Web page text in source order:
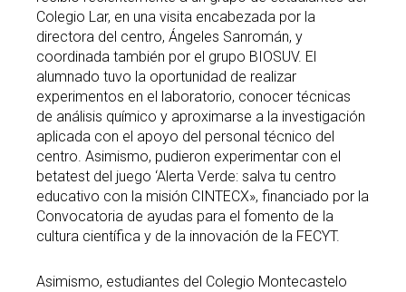
Colegio Lar, en una visita encabezada por la
directora del centro, Ángeles Sanromán, y
coordinada también por el grupo BIOSUV. El
alumnado tuvo la oportunidad de realizar
experimentos en el laboratorio, conocer técnicas
de análisis químico y aproximarse a la investigación
aplicada con el apoyo del personal técnico del
centro. Asimismo, pudieron experimentar con el
betatest del juego ‘Alerta Verde: salva tu centro
educativo con la misión CINTECX», financiado por la
Convocatoria de ayudas para el fomento de la
cultura científica y de la innovación de la FECYT.
Asimismo, estudiantes del Colegio Montecastelo